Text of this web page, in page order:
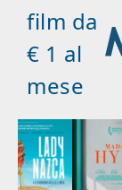
film da
€ 1 al
mese